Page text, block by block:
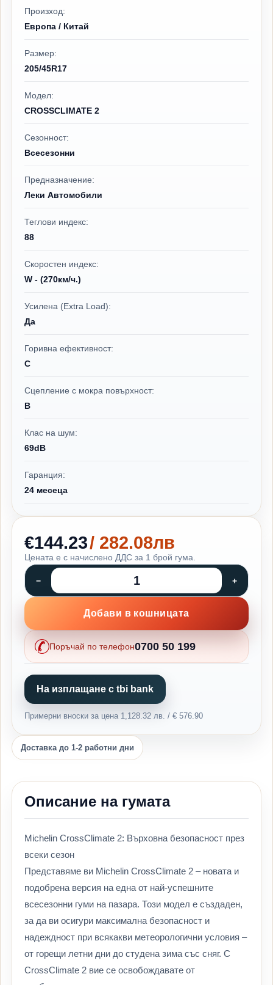
Произход:
Европа / Китай
Размер:
205/45R17
Модел:
CROSSCLIMATE 2
Сезонност:
Всесезонни
Предназначение:
Леки Автомобили
Теглови индекс:
88
Скоростен индекс:
W - (270км/ч.)
Усилена (Extra Load):
Да
Горивна ефективност:
C
Сцепление с мокра повърхност:
B
Клас на шум:
69dB
Гаранция:
24 месеца
€144.23/ 282.08лв
Цената е с начислено ДДС за 1 брой гума.
Добави в кошницата
Поръчай по телефон0700 50 199
На изплащане с tbi bank
Примерни вноски за цена 1,128.32 лв. / € 576.90
Доставка до 1-2 работни дни
Описание на гумата
Michelin CrossClimate 2: Върховна безопасност през
всеки сезон
Представяме ви Michelin CrossClimate 2 – новата и
подобрена версия на една от най-успешните
всесезонни гуми на пазара. Този модел е създаден,
за да ви осигури максимална безопасност и
надеждност при всякакви метеорологични условия –
от горещи летни дни до студена зима със сняг. С
CrossClimate 2 вие се освобождавате от